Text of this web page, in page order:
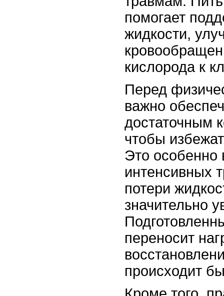
помогает
жидкости,
кислорода к
Перед
важно
достаточным
чтобы
Это особенно
интенсивных
потери
значительно
переносит
происходит